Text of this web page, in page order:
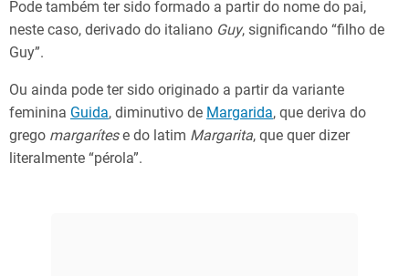
Pode também ter sido formado a partir do nome do pai,
neste caso, derivado do italiano Guy, significando “filho de
Guy”.
Ou ainda pode ter sido originado a partir da variante
feminina Guida, diminutivo de Margarida, que deriva do
grego margarítese do latim Margarita, que quer dizer
literalmente “pérola”.